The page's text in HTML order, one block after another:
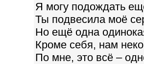
Я могу подождать
Ты подвесила моё
Но ещё одна
Кроме себя, нам
По мне, это всё –